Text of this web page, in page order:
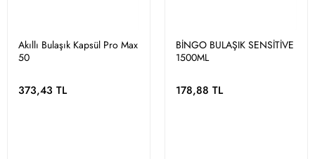
Akıllı Bulaşık Kapsül Pro Max
50
373,43 TL
BİNGO BULAŞIK SENSİTİVE
1500ML
178,88 TL